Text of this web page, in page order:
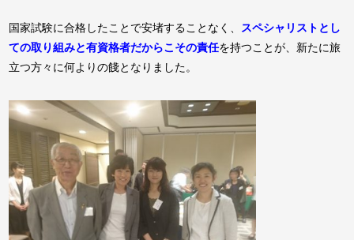
国家試験に合格したことで安堵することなく、 スペシャリストとし
ての取り組みと有資格者だからこその責任を持つことが、新たに旅
立つ方々に何よりの餞となりました。